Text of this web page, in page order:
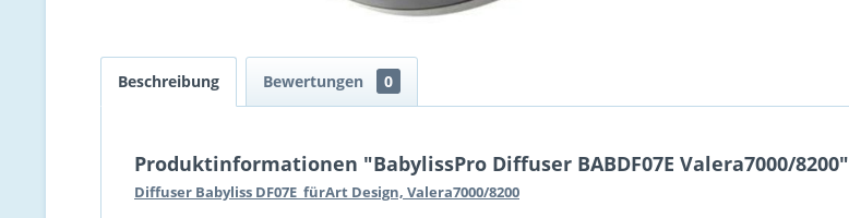
Beschreibung Bewertungen 0
Produktinformationen "BabylissPro Diffuser BABDF07E Valera7000/8200"
Diffuser Babyliss DF07E fürArt Design, Valera7000/8200